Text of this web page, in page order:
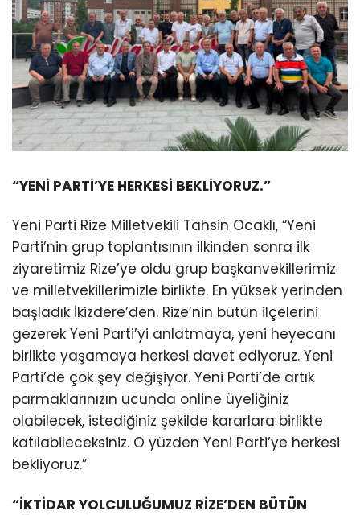
“YENİ PARTİ’YE HERKESİ BEKLİYORUZ.”
Yeni Parti Rize Milletvekili Tahsin Ocaklı, “Yeni
Parti’nin grup toplantısının ilkinden sonra ilk
ziyaretimiz Rize’ye oldu grup başkanvekillerimiz
ve milletvekillerimizle birlikte. En yüksek yerinden
başladık İkizdere’den. Rize’nin bütün ilçelerini
gezerek Yeni Parti’yi anlatmaya, yeni heyecanı
birlikte yaşamaya herkesi davet ediyoruz. Yeni
Parti’de çok şey değişiyor. Yeni Parti’de artık
parmaklarınızın ucunda online üyeliğiniz
olabilecek, istediğiniz şekilde kararlara birlikte
katılabileceksiniz. O yüzden Yeni Parti’ye herkesi
bekliyoruz.”
“İKTİDAR YOLCULUĞUMUZ RİZE’DEN BÜTÜN